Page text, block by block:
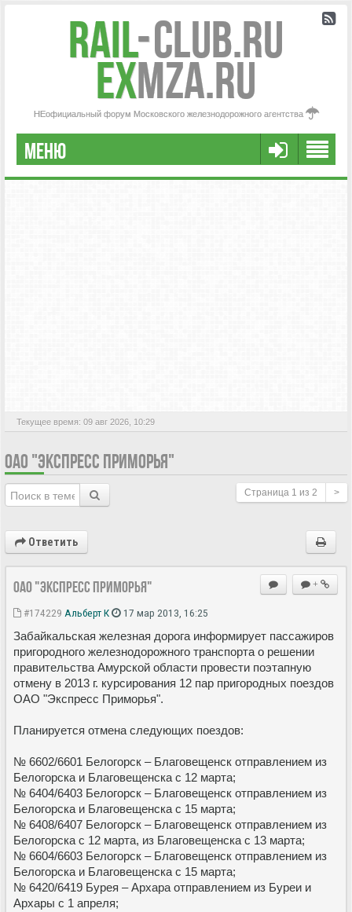
Rail-Club.RU
exMZA.RU
НЕофициальный форум Московского железнодорожного агентства
МЕНЮ
РЕГИСТРАЦИЯ
Текущее время: 09 авг 2026, 10:29
ОАО "ЭКСПРЕСС ПРИМОРЬЯ"
Страница 1 из 2 >
Ответить
+
ОАО "Экспресс Приморья"
#174229 Альберт К 17 мар 2013, 16:25
Забайкальская железная дорога информирует пассажиров
пригородного железнодорожного транспорта о решении
правительства Амурской области провести поэтапную
отмену в 2013 г. курсирования 12 пар пригородных поездов
ОАО "Экспресс Приморья".
Планируется отмена следующих поездов:
№ 6602/6601 Белогорск – Благовещенск отправлением из
Белогорска и Благовещенска с 12 марта;
№ 6404/6403 Белогорск – Благовещенск отправлением из
Белогорска и Благовещенска с 15 марта;
№ 6408/6407 Белогорск – Благовещенск отправлением из
Белогорска с 12 марта, из Благовещенска с 13 марта;
№ 6604/6603 Белогорск – Благовещенск отправлением из
Белогорска и Благовещенска с 15 марта;
№ 6420/6419 Бурея – Архара отправлением из Буреи и
Архары с 1 апреля;